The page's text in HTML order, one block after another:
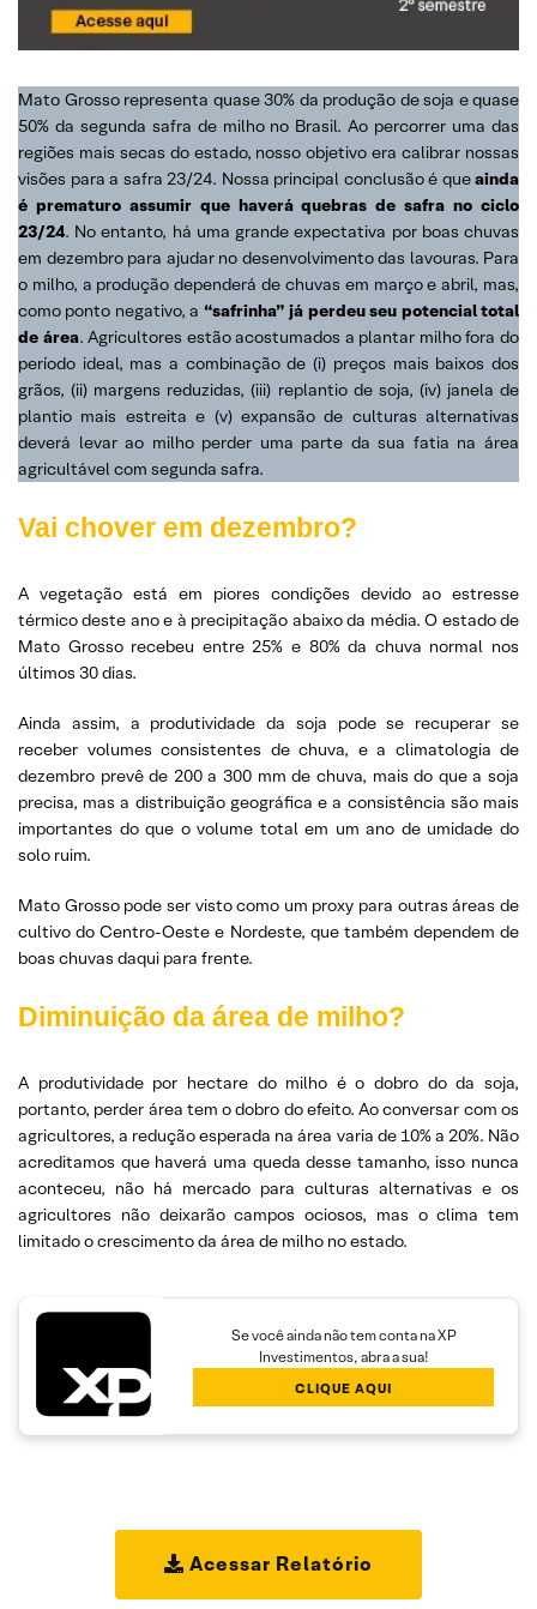
Mato Grosso representa quase 30% da produção de soja e quase
50% da segunda safra de milho no Brasil. Ao percorrer uma das
regiões mais secas do estado, nosso objetivo era calibrar nossas
visões para a safra 23/24. Nossa principal conclusão é queainda
é prematuro assumir que haverá quebras de safra no ciclo
23/24. No entanto, há uma grande expectativa por boas chuvas
em dezembro para ajudar no desenvolvimento das lavouras. Para
o milho, a produção dependerá de chuvas em março e abril, mas,
como ponto negativo, a “safrinha” já perdeu seu potencial total
de área. Agricultores estão acostumados a plantar milho fora do
período ideal, mas a combinação de (i) preços mais baixos dos
grãos, (ii) margens reduzidas, (iii) replantio de soja, (iv) janela de
plantio mais estreita e (v) expansão de culturas alternativas
deverá levar ao milho perder uma parte da sua fatia na área
agricultável com segunda safra.
Vai chover em dezembro?
A vegetação está em piores condições devido ao estresse
térmico deste ano e à precipitação abaixo da média. O estado de
Mato Grosso recebeu entre 25% e 80% da chuva normal nos
últimos 30 dias.
Ainda assim, a produtividade da soja pode se recuperar se
receber volumes consistentes de chuva, e a climatologia de
dezembro prevê de 200 a 300 mm de chuva, mais do que a soja
precisa, mas a distribuição geográfica e a consistência são mais
importantes do que o volume total em um ano de umidade do
solo ruim.
Mato Grosso pode ser visto como um proxy para outras áreas de
cultivo do Centro-Oeste e Nordeste, que também dependem de
boas chuvas daqui para frente.
Diminuição da área de milho?
A produtividade por hectare do milho é o dobro do da soja,
portanto, perder área tem o dobro do efeito. Ao conversar com os
agricultores, a redução esperada na área varia de 10% a 20%. Não
acreditamos que haverá uma queda desse tamanho, isso nunca
aconteceu, não há mercado para culturas alternativas e os
agricultores não deixarão campos ociosos, mas o clima tem
limitado o crescimento da área de milho no estado.
Se você ainda não tem conta na XP
Investimentos, abra a sua!
CLIQUE AQUI
Acessar Relatório